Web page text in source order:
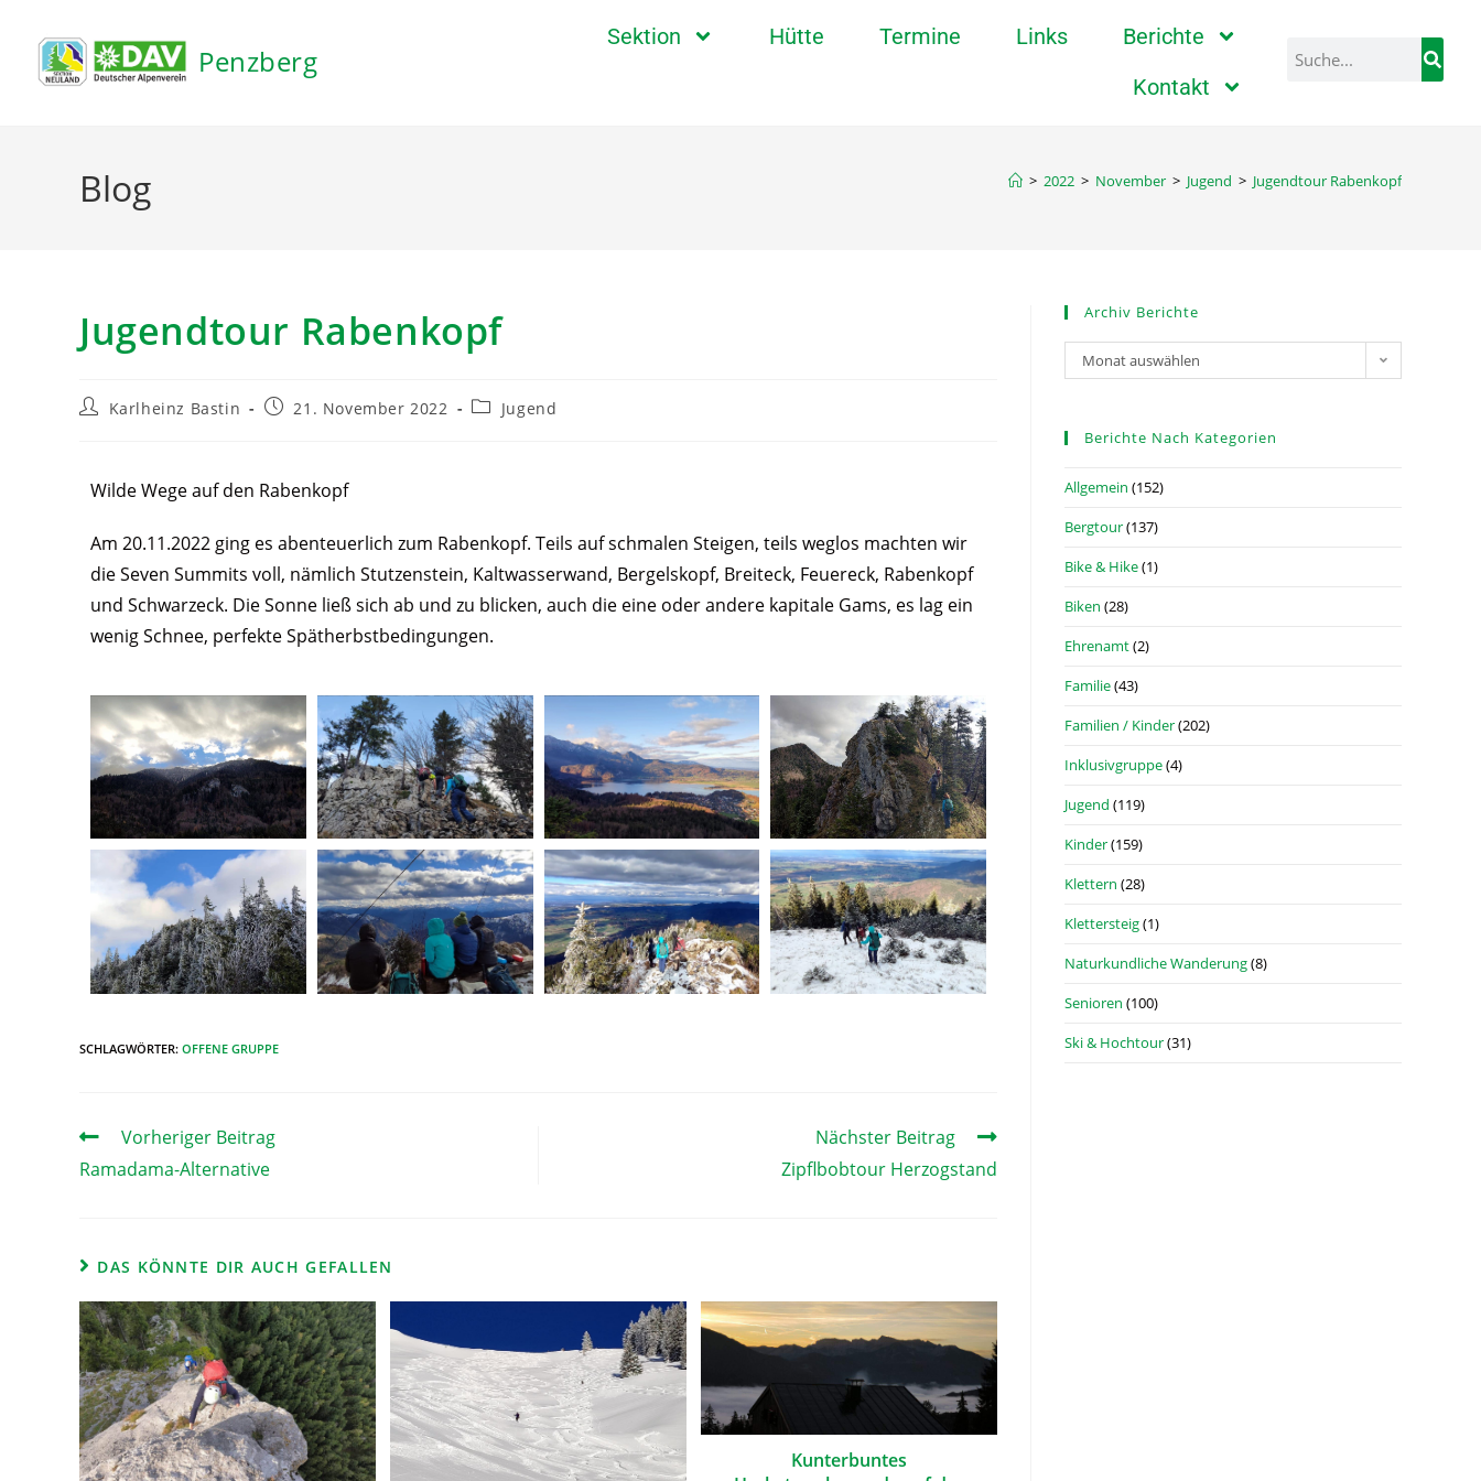
Penzberg
Sektion Hütte Termine Links
Berichte
Kontakt
Blog > 2022 > November > Jugend > Jugendtour Rabenkopf
Jugendtour Rabenkopf
Karlheinz Bastin 21. November 2022 Jugend
Wilde Wege auf den Rabenkopf
Am 20.11.2022 ging es abenteuerlich zum Rabenkopf. Teils auf schmalen Steigen, teils weglos machten wir
die Seven Summits voll, nämlich Stutzenstein, Kaltwasserwand, Bergelskopf, Breiteck, Feuereck, Rabenkopf
und Schwarzeck. Die Sonne ließ sich ab und zu blicken, auch die eine oder andere kapitale Gams, es lag ein
wenig Schnee, perfekte Spätherbstbedingungen.
SCHLAGWÖRTER: OFFENE GRUPPE
Vorheriger Beitrag
Ramadama-Alternative
Nächster Beitrag
Zipflbobtour Herzogstand
DAS KÖNNTE DIR AUCH GEFALLEN
Kunterbuntes
Archiv Berichte
Monat auswählen
Berichte Nach Kategorien
Allgemein (152)
Bergtour(137)
Bike & Hike(1)
Biken (28)
Ehrenamt(2)
Familie(43)
Familien / Kinder(202)
Inklusivgruppe(4)
Jugend (119)
Kinder(159)
Klettern (28)
Klettersteig(1)
Naturkundliche Wanderung(8)
Senioren (100)
Ski & Hochtour(31)